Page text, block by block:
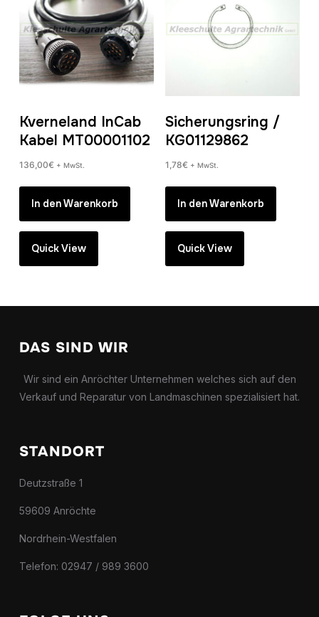
Kverneland InCab
Kabel MT00001102
136,00€ + MwSt.
In den Warenkorb
Quick View
Sicherungsring /
KG01129862
1,78€ + MwSt.
In den Warenkorb
Quick View
DAS SIND WIR
Wir sind ein Anröchter Unternehmen welches sich auf den
Verkauf und Reparatur von Landmaschinen spezialisiert hat.
STANDORT
Deutzstraße 1
59609 Anröchte
Nordrhein-Westfalen
Telefon: 02947 / 989 3600